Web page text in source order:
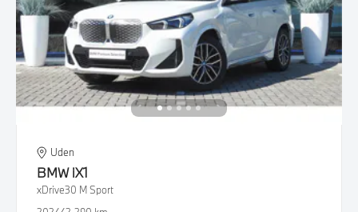
Uden
BMW iX1
xDrive30 M Sport